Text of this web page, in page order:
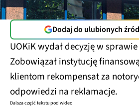
Dodaj do ulubionych
UOKiK wydał decyzję w
Zobowiązał instytucję
klientom rekompensat za
odpowiedzi na reklamacje.
Dalsza część tekstu pod wideo